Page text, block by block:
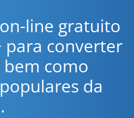
line gratuito
para converter
bem como
da